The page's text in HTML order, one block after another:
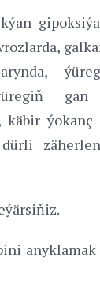
gan
käbir